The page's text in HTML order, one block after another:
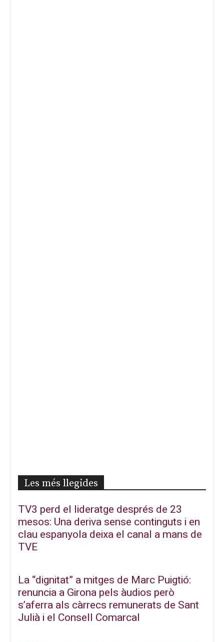
Les més llegides
TV3 perd el lideratge després de 23
mesos: Una deriva sense continguts i en
clau espanyola deixa el canal a mans de
TVE
La “dignitat” a mitges de Marc Puigtió:
renuncia a Girona pels àudios però
s’aferra als càrrecs remunerats de Sant
Julià i el Consell Comarcal